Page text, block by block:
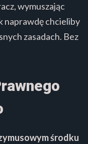
wymuszając
naprawdę chcieliby
zasadach. Bez
środku